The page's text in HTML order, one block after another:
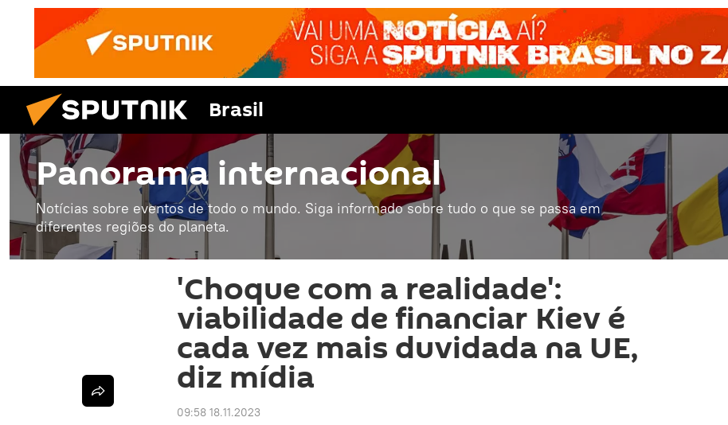
Brasil
Panorama internacional
Notícias sobre eventos de todo o mundo. Siga informado sobre tudo o que se passa em
diferentes regiões do planeta.
'Choque com a realidade':
viabilidade de financiar Kiev é
cada vez mais duvidada na UE,
diz mídia
09:58 18.11.2023